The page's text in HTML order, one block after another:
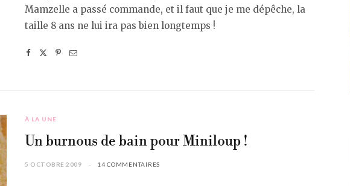
Mamzelle a passé commande, et il faut que je me dépêche, la
taille 8 ans ne lui ira pas bien longtemps !
À LA UNE
Un burnous de bain pour Miniloup !
5 OCTOBRE 2009 14 COMMENTAIRES